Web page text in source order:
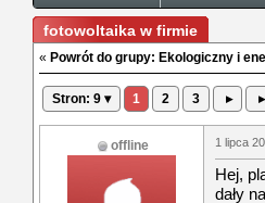
fotowoltaika w firmie
« Powrót do grupy: Ekologiczny i
Stron: 9 ▾ 1 2 3 ▸
offline 1 lipca
Hej,
dały